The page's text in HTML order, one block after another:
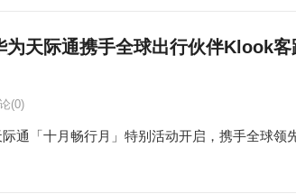
为天际通携手全球出行伙伴Klook
(0)
通「十月畅行月」特别活动开启，携手全球领